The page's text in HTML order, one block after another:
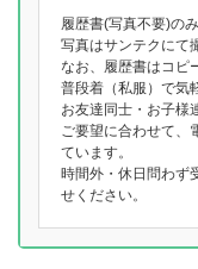
履歴書(写真不要)の
写真はサンテクにて
なお、履歴書はコピ
普段着（私服）で気
お友達同士・お子様
ご要望に合わせて、
ています。
時間外・休日問わず
せください。